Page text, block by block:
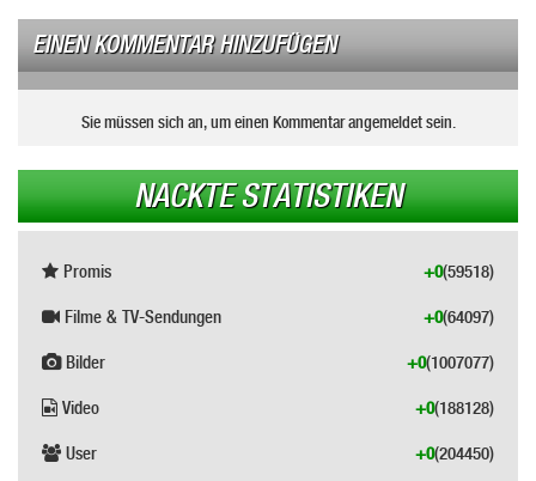
EINEN KOMMENTAR HINZUFÜGEN
Sie müssen sich an, um einen Kommentar angemeldet sein.
NACKTE STATISTIKEN
Promis (59518)
+0
Filme & TV-Sendungen (64097)
+0
Bilder (1007077)
+0
Video (188128)
+0
User (204450)
+0